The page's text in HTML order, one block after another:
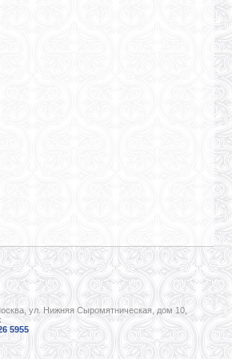
ул. Нижняя Сыромятническая, дом 10,
5955